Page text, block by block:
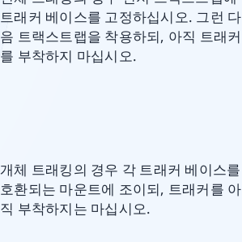
트래커 베이스를 고정하십시오. 그런 다
음 트랙스트랩을 착용하되, 아직 트래커
를 부착하지 마십시오.
개체 트래킹의 경우 각 트래커 베이스를
호환되는 마운트에 조이되, 트래커를 아
직 부착하지는 마십시오.